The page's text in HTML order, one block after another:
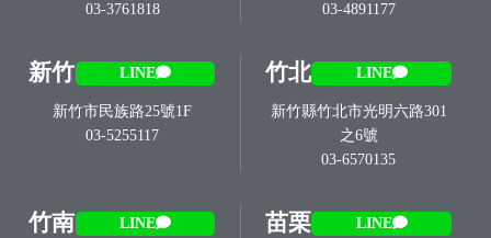
03-3761818
03-4891177
新竹 LINE
新竹市民族路25號1F
03-5255117
竹北 LINE
新竹縣竹北市光明六路301
之6號
03-6570135
竹南 LINE 苗栗 LINE